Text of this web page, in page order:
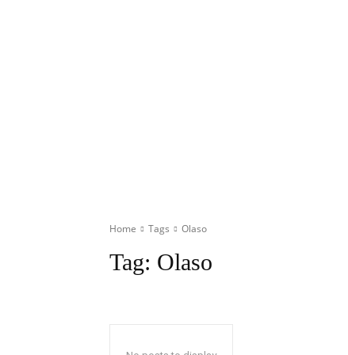
Home Tags Olaso
Tag: Olaso